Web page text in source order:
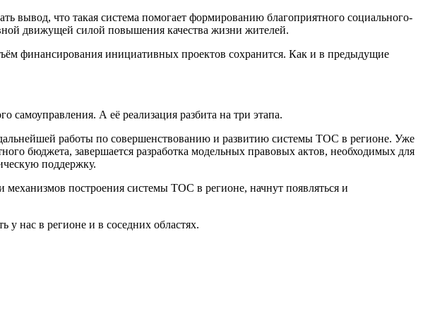
вывод, что такая система помогает формированию благоприятного социального-
движущей силой повышения качества жизни жителей.
финансирования инициативных проектов сохранится. Как и в предыдущие
самоуправления. А её реализация разбита на три этапа.
работы по совершенствованию и развитию системы ТОС в регионе. Уже
бюджета, завершается разработка модельных правовых актов, необходимых для
поддержку.
построения системы ТОС в регионе, начнут появляться и
у нас в регионе и в соседних областях.